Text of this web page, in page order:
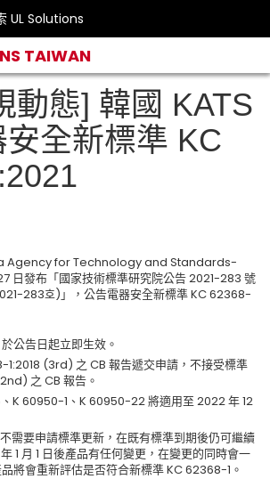
UL Solutions
TAIWAN
動態] 韓國 KATS
全新標準 KC
Agency for Technology and Standards-
日發布「國家技術標準研究院公告 2021-283 號
283호)」，公告電器安全新標準 KC 62368-
公告日起立即生效。
1:2018 (3rd) 之 CB 報告遞交申請，不接受標準
之 CB 報告。
K 60950-1、K 60950-22 將適用至 2022 年 12
需要申請標準更新，在既有標準到期後仍可繼續
1 月 1 日後產品有任何變更，在變更的同時會一
將會重新評估是否符合新標準 KC 62368-1。